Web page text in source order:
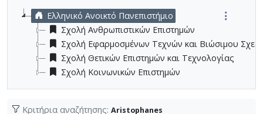
Ελληνικό Ανοικτό Πανεπιστήμιο
Σχολή Ανθρωπιστικών Επιστημών
Σχολή Εφαρμοσμένων Τεχνών και Βιώσιμου
Σχολή Θετικών Επιστημών και Τεχνολογίας
Σχολή Κοινωνικών Επιστημών
Κριτήρια αναζήτησης: Aristophanes